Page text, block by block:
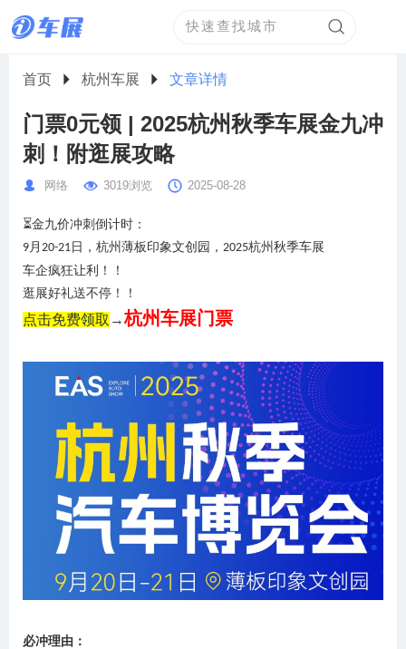
首页 杭州车展 文章详情
门票0元领 | 2025杭州秋季车展金九冲
刺！附逛展攻略
网络 3019浏览 2025-08-28
⏳金九价冲刺倒计时：
9月 20-21 日 ， 杭州薄板印象文创园， 2025杭州秋季车展
车企疯狂让利！
！
逛展好礼送不停！！
点击免费领取 →杭州车展门票
必冲理由：